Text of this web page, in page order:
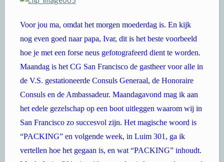
Voor jou ma, omdat het morgen moederdag is. En kijk
nog even goed naar papa, Ivar, dit is het beste voorbeeld
hoe je met een forse neus gefotografeerd dient te worden.
Maandag is het CG San Francisco de gastheer voor alle in
de V.S. gestationeerde Consuls Generaal, de Honoraire
Consuls en de Ambassadeur. Maandagavond mag ik aan
het edele gezelschap op een boot uitleggen waarom wij in
San Francisco zo succesvol zijn. Het magische woord is
“PACKING” en volgende week, in Luim 301, ga ik
vertellen hoe het gegaan is, en wat “PACKING” inhoudt.